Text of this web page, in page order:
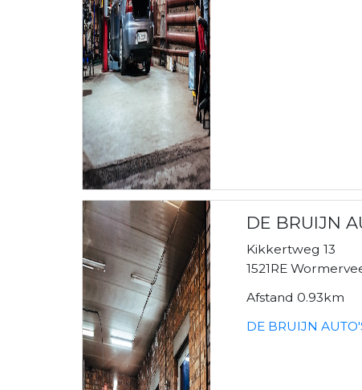
DE BRUIJN
Kikkertweg 13
1521RE
Afstand 0.93km
DE BRUIJN